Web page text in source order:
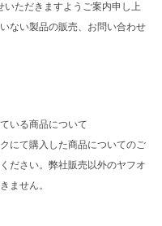
ただきますようご案内申し上
ない製品の販売、お問い合わせ
いる商品について
にて購入した商品についてのご
ださい。弊社販売以外のヤフオ
ません。